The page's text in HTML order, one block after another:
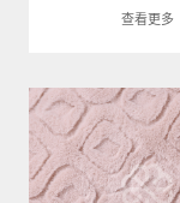
查看更多